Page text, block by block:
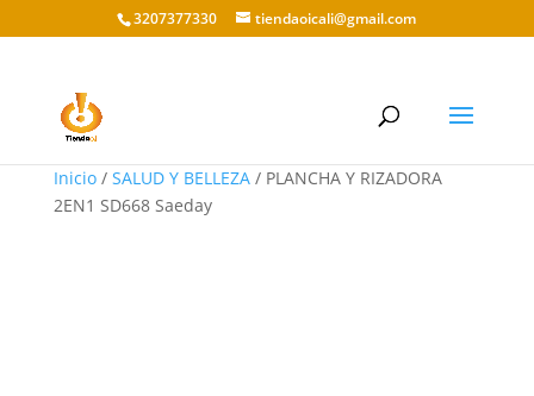
3207377330 tiendaoicali@gmail.com
Inicio/ SALUD Y BELLEZA/ PLANCHA Y RIZADORA
2EN1 SD668 Saeday